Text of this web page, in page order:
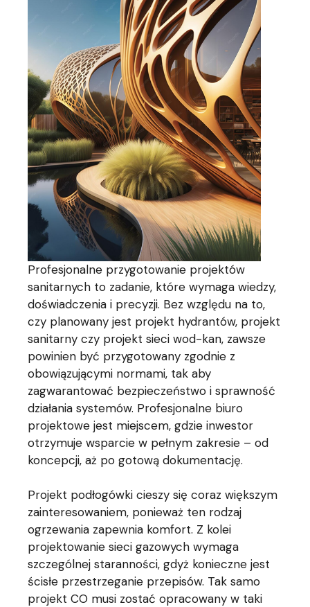
Profesjonalne przygotowanie projektów
sanitarnych to zadanie, które wymaga wiedzy,
doświadczenia i precyzji. Bez względu na to,
czy planowany jest projekt hydrantów, projekt
sanitarny czy projekt sieci wod-kan, zawsze
powinien być przygotowany zgodnie z
obowiązującymi normami, tak aby
zagwarantować bezpieczeństwo i sprawność
działania systemów. Profesjonalne biuro
projektowe jest miejscem, gdzie inwestor
otrzymuje wsparcie w pełnym zakresie – od
koncepcji, aż po gotową dokumentację.
Projekt podłogówki cieszy się coraz większym
zainteresowaniem, ponieważ ten rodzaj
ogrzewania zapewnia komfort. Z kolei
projektowanie sieci gazowych wymaga
szczególnej staranności, gdyż konieczne jest
ścisłe przestrzeganie przepisów. Tak samo
projekt CO musi zostać opracowany w taki